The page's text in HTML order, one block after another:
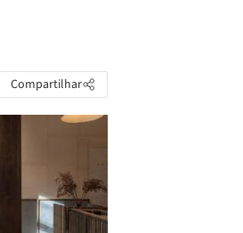
Compartilhar